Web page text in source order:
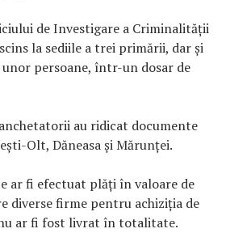
de Investigare a Criminalităţii
la sediile a trei primării, dar şi
persoane, într-un dosar de
au ridicat documente
Olt, Dăneasa şi Mărunţei.
ar fi efectuat plăţi în valoare de
diverse firme pentru achiziţia de
ar fi fost livrat în totalitate.